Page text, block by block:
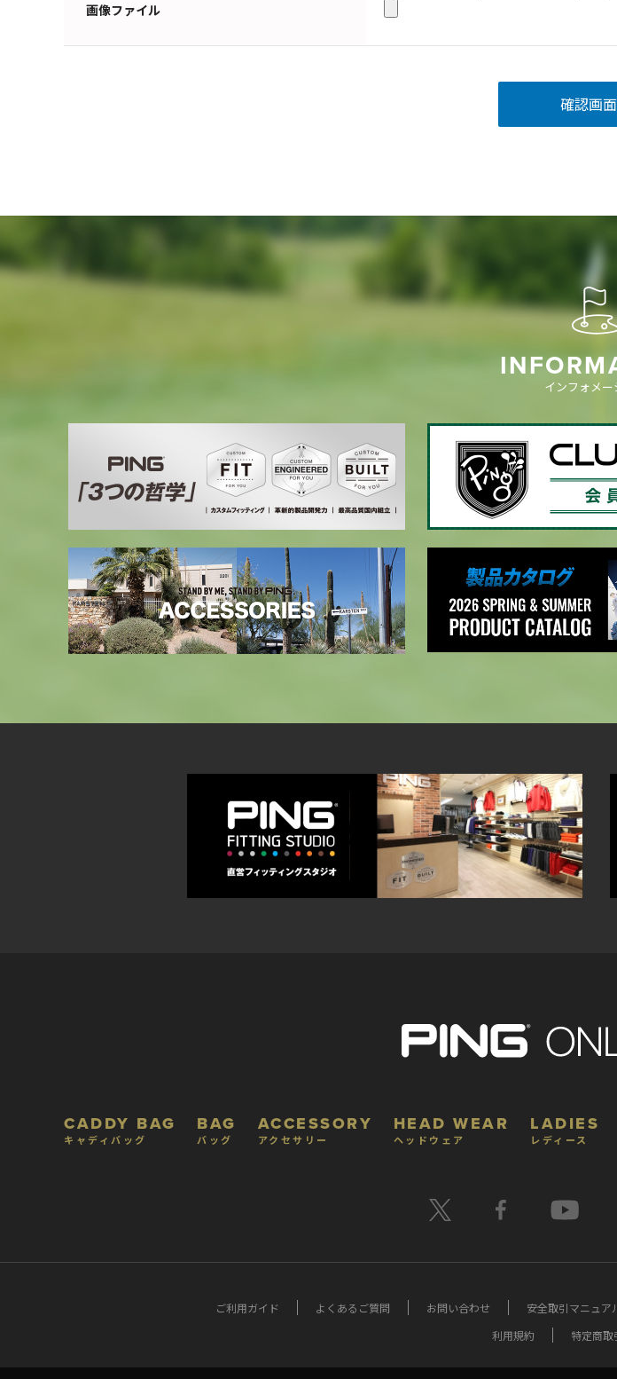
画像ファイル
インフォメー
CADDY BAG
キャディバッグ
BAG
バッグ
ACCESSORY
アクセサリー
HEAD WEAR
ヘッドウェア
LADIES
レディース
ご利用ガイド よくあるご質問 お問い合わせ 安全取引マニュア
利用規約
特定商